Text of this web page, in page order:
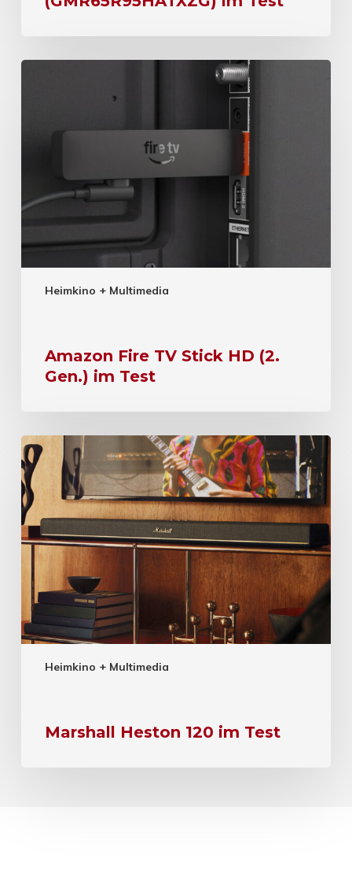
Heimkino + Multimedia
Amazon Fire TV Stick HD (2.
Gen.) im Test
Heimkino + Multimedia
Marshall Heston 120 im Test